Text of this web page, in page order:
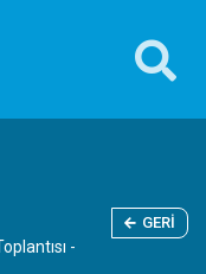
-
GERI